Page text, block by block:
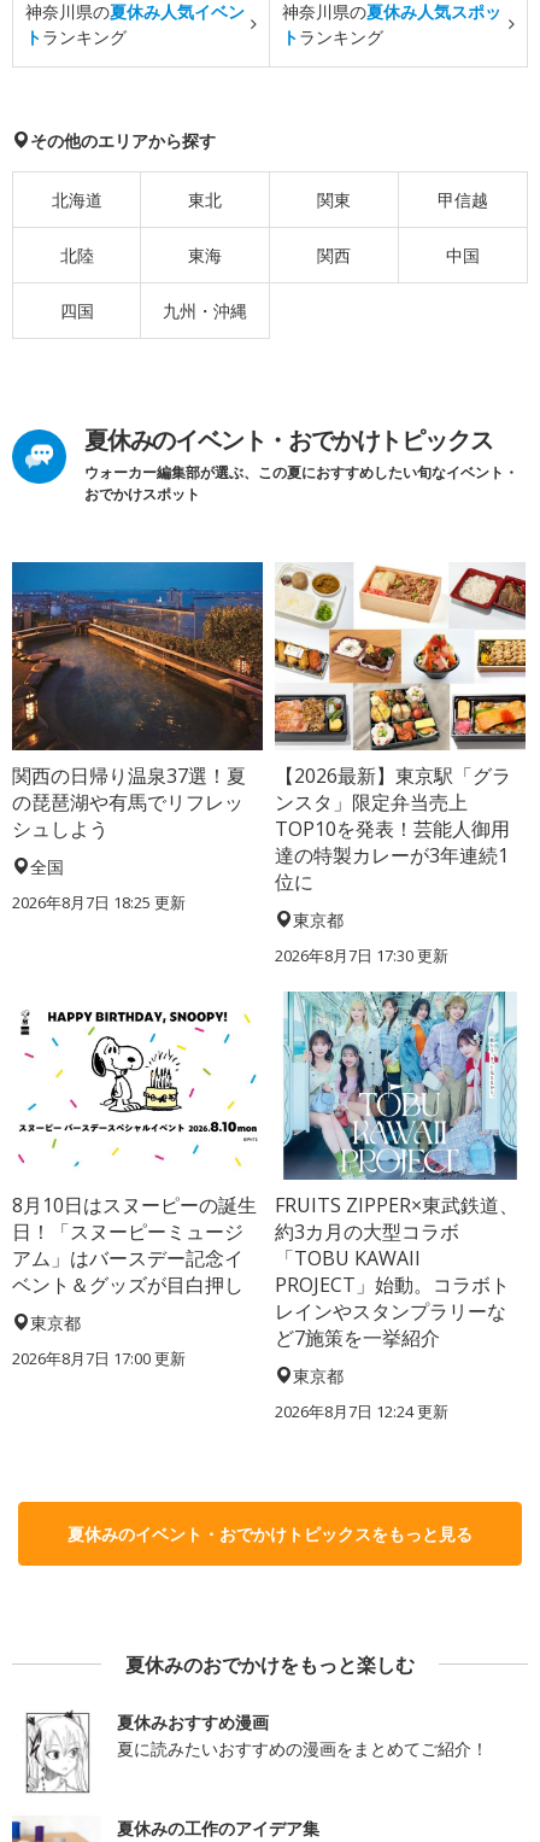
神奈川県の夏休み人気イベン
トランキング
神奈川県の夏休み人気スポッ
トランキング
その他のエリアから探す
北海道 東北 関東 甲信越
北陸 東海 関西 中国
四国 九州・沖縄
夏休みのイベント・おでかけトピックス
ウォーカー編集部が選ぶ、この夏におすすめしたい旬なイベント・
おでかけスポット
関西の日帰り温泉37選！夏
の琵琶湖や有馬でリフレッ
シュしよう
全国
2026年8月7日 18:25 更新
【2026最新】東京駅「グラ
ンスタ」限定弁当売上
TOP10を発表！芸能人御用
達の特製カレーが3年連続1
位に
東京都
2026年8月7日 17:30更新
8月10日はスヌーピーの誕生
日！「スヌーピーミュージ
アム」はバースデー記念イ
ベント＆グッズが目白押し
東京都
2026年8月7日 17:00更新
FRUITS ZIPPER×東武鉄道、
約3カ月の大型コラボ
「TOBU KAWAII
PROJECT」始動。コラボト
レインやスタンプラリーな
ど7施策を一挙紹介
東京都
2026年8月7日 12:24更新
夏休みのイベント・おでかけトピックスをもっと見る
夏休みのおでかけをもっと楽しむ
夏休みおすすめ漫画
夏に読みたいおすすめの漫画をまとめてご紹介！
夏休みの工作のアイデア集